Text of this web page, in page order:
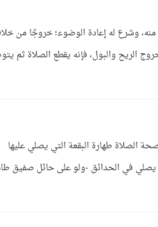
منه، وشرع له إعادة الوضوء؛ خروجًا من
الريح والبول، فإنه يقطع الصلاة ثم
الصلاة طهارة البقعة التي يصلي عليها
يصلي في الحدائق -ولو على حائل صفيق